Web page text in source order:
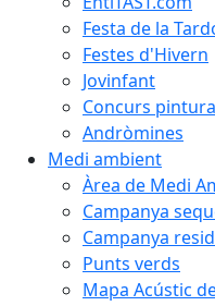
Festa de la
Festes d'Hivern
Jovinfant
Concurs
Andròmines
Medi ambient
Àrea de Medi
Campanya
Campanya
Punts verds
Mapa Acústic